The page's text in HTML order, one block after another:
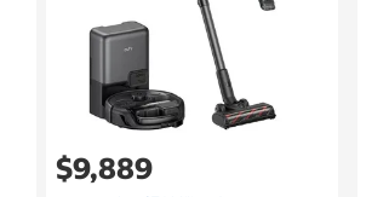
$9,889